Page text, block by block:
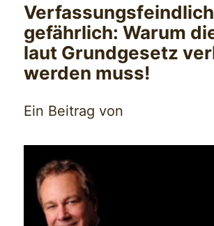
gefährlich: Warum
laut Grundgesetz
werden muss!
Ein Beitrag von